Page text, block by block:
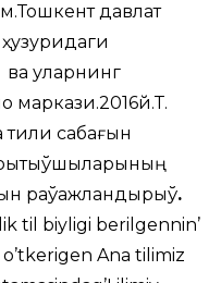
давлат
ва уларнинг
маркази.2016й.Т.
сабағын
раўажландырыў.
til biyligi berilgennin’
Ana tilimiz